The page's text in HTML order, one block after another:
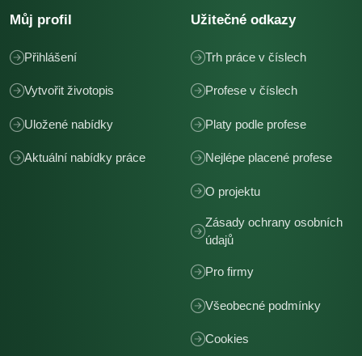
Můj profil
Přihlášení
Vytvořit životopis
Uložené nabídky
Aktuální nabídky práce
Užitečné odkazy
Trh práce v číslech
Profese v číslech
Platy podle profese
Nejlépe placené profese
O projektu
Zásady ochrany osobních
údajů
Pro firmy
Všeobecné podmínky
Cookies